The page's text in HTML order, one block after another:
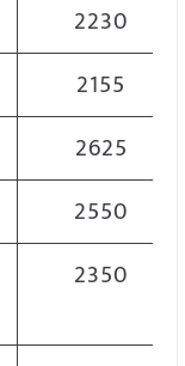
2230
2155
2625
2550
2350